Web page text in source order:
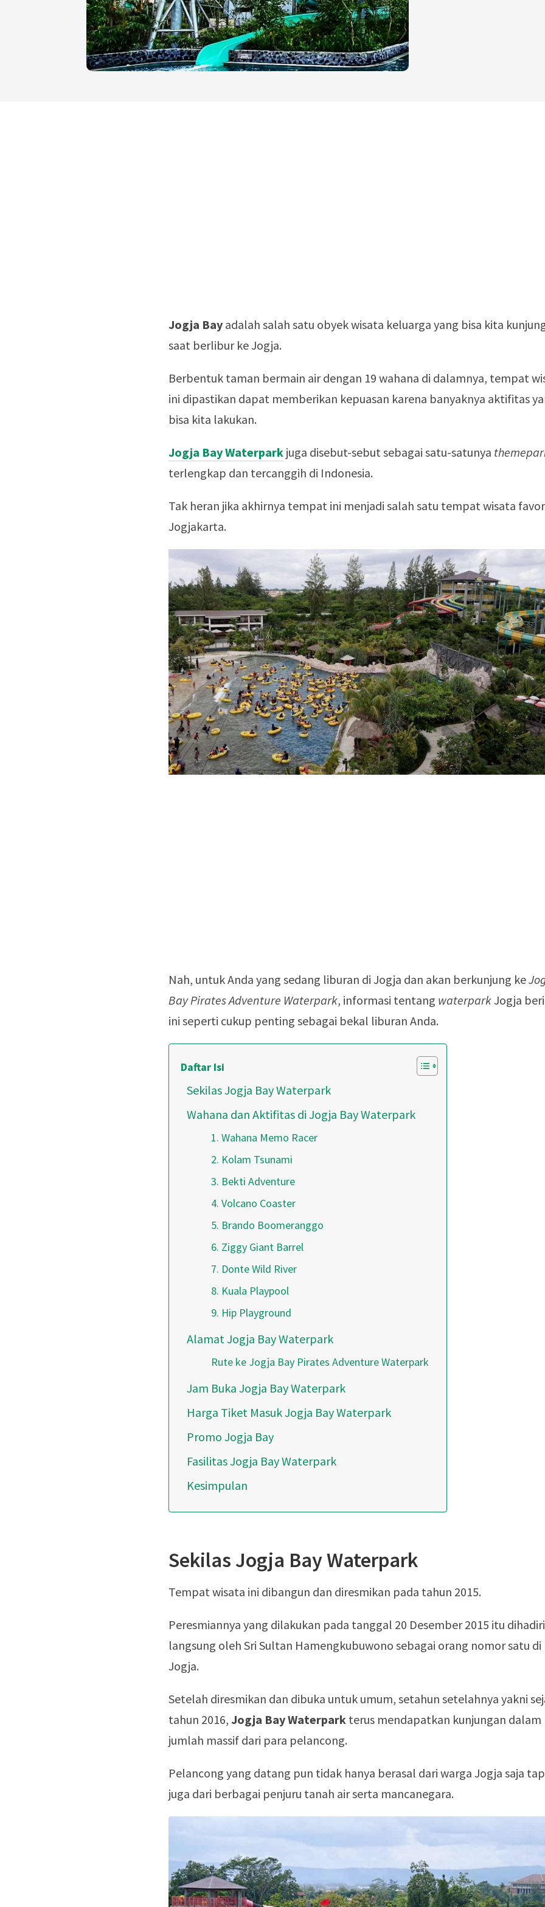
Jogja Bay adalah salah satu obyek wisata keluarga yang bisa kita
saat berlibur ke Jogja.
Berbentuk taman bermain air dengan 19 wahana di dalamnya, tempat
ini dipastikan dapat memberikan kepuasan karena banyaknya aktifitas
bisa kita lakukan.
Jogja Bay Waterpark juga disebut-sebut sebagai satu-satunya
terlengkap dan tercanggih di Indonesia.
Tak heran jika akhirnya tempat ini menjadi salah satu tempat wisata
Jogjakarta.
Nah, untuk Anda yang sedang liburan di Jogja dan akan berkunjung ke
Bay Pirates Adventure Waterpark, informasi tentang waterparkJogja
ini seperti cukup penting sebagai bekal liburan Anda.
Daftar Isi
Sekilas Jogja Bay Waterpark
Wahana dan Aktifitas di Jogja Bay Waterpark
1. Wahana Memo Racer
2. Kolam Tsunami
3. Bekti Adventure
4. Volcano Coaster
5. Brando Boomeranggo
6. Ziggy Giant Barrel
7. Donte Wild River
8. Kuala Playpool
9. Hip Playground
Alamat Jogja Bay Waterpark
Rute ke Jogja Bay Pirates Adventure Waterpark
Jam Buka Jogja Bay Waterpark
Harga Tiket Masuk Jogja Bay Waterpark
Promo Jogja Bay
Fasilitas Jogja Bay Waterpark
Kesimpulan
Sekilas Jogja Bay Waterpark
Tempat wisata ini dibangun dan diresmikan pada tahun 2015.
Peresmiannya yang dilakukan pada tanggal 20 Desember 2015 itu dihadiri
langsung oleh Sri Sultan Hamengkubuwono sebagai orang nomor satu di
Jogja.
Setelah diresmikan dan dibuka untuk umum, setahun setelahnya yakni
tahun 2016, Jogja Bay Waterpark terus mendapatkan kunjungan dalam
jumlah massif dari para pelancong.
Pelancong yang datang pun tidak hanya berasal dari warga Jogja saja
juga dari berbagai penjuru tanah air serta mancanegara.